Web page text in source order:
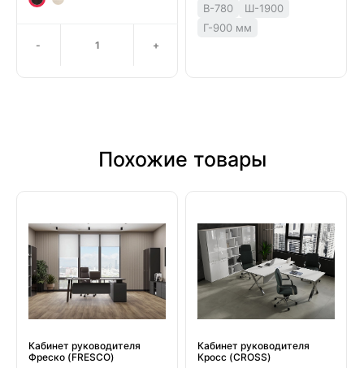
- +
В-780
Ш-1900
Г-900 мм
Похожие товары
Кабинет руководителя
Фреско (FRESCO)
Кабинет руководителя
Кросс (CROSS)